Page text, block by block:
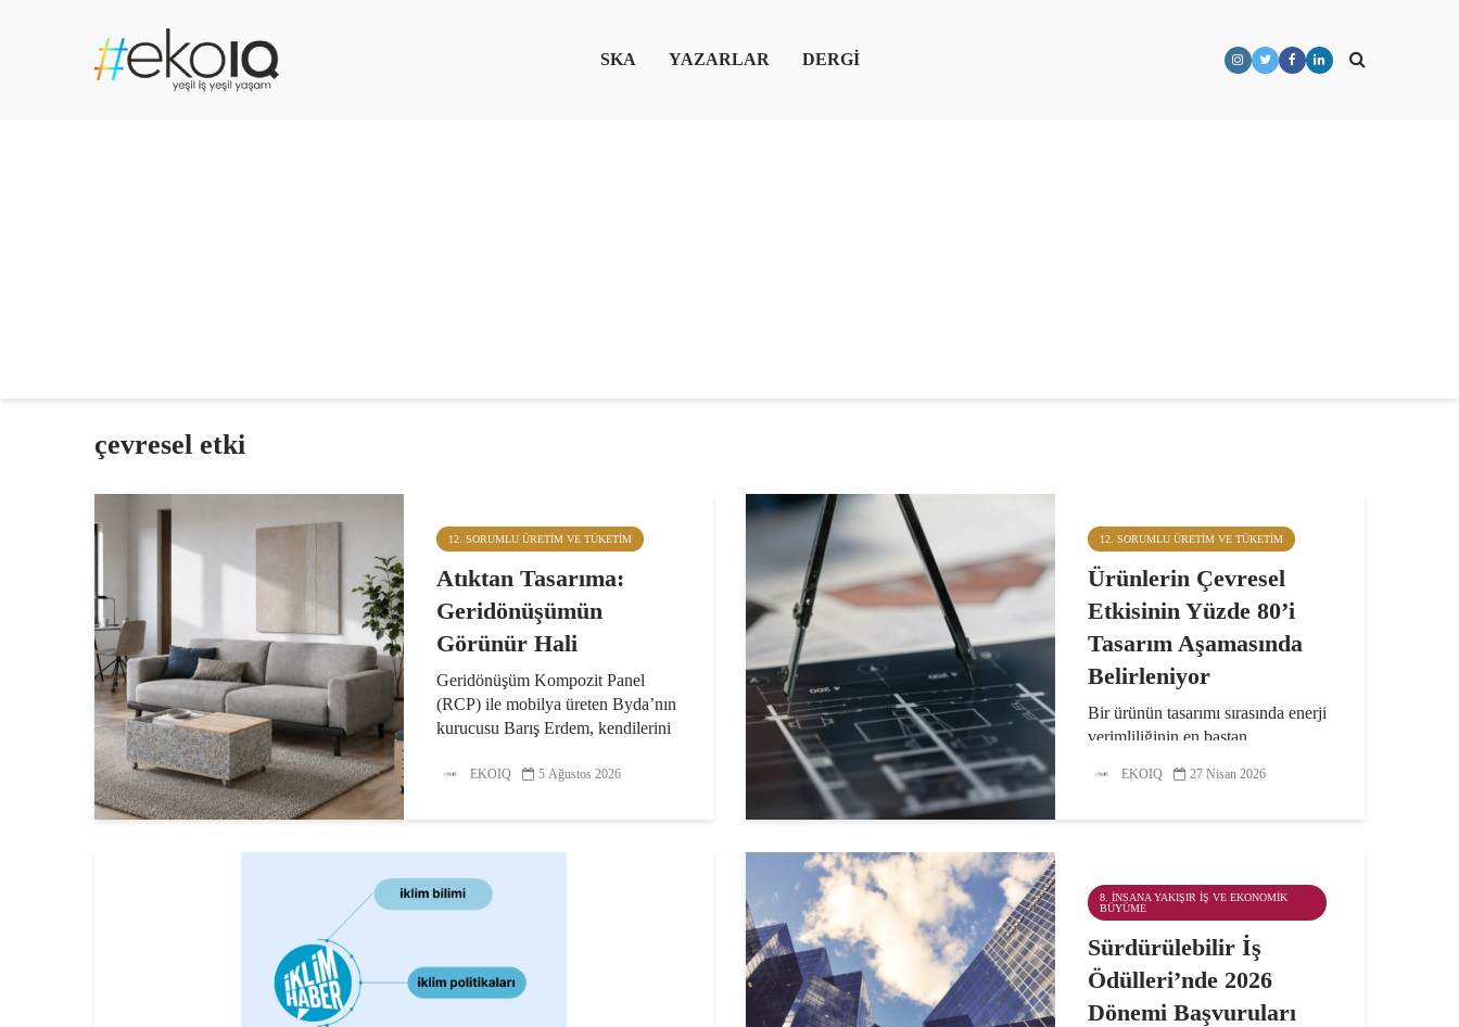
SKA YAZARLAR DERGİ
çevresel etki
12. SORUMLU ÜRETIM VE TÜKETIM
Atıktan Tasarıma:
Geridönüşümün
Görünür Hali
Geridönüşüm Kompozit Panel
(RCP) ile mobilya üreten Byda’nın
kurucusu Barış Erdem, kendilerini
alanlarını geliştiren hem de bu
EKOIQ 5 Ağustos 2026
12. SORUMLU ÜRETIM VE TÜKETIM
Ürünlerin Çevresel
Etkisinin Yüzde 80’i
Tasarım Aşamasında
Belirleniyor
Bir ürünün tasarımı sırasında enerji
verimliliğinin en baştan
Öğr. Üyesi Deniz Eray, bunun
EKOIQ 27 Nisan 2026
8. İNSANA YAKIŞIR İŞ VE EKONOMIK
BÜYÜME
Sürdürülebilir İş
Ödülleri’nde 2026
Dönemi Başvuruları